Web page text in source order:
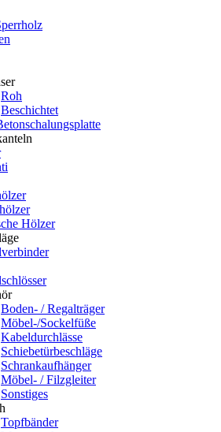
Roh
Beschichtet
Hölzer
Boden- / Regalträger
Möbel-/Sockelfüße
Kabeldurchlässe
Schiebetürbeschläge
Schrankaufhänger
Möbel- / Filzgleiter
Sonstiges
Topfbänder